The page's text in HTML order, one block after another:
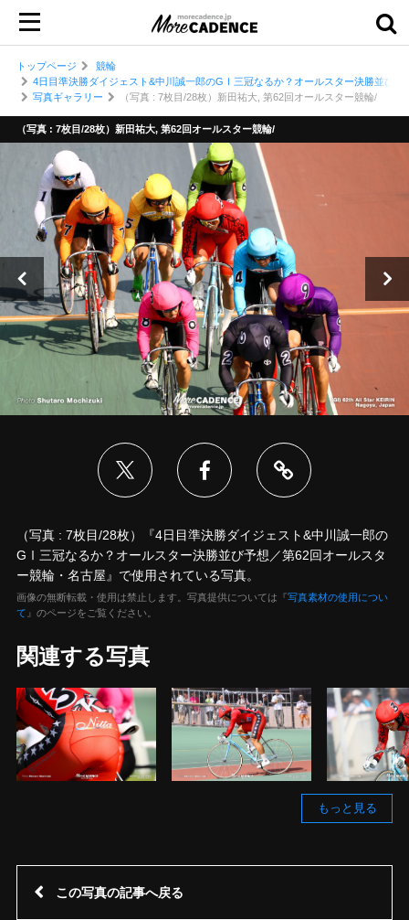
トップページ
競輪
4日目準決勝ダイジェスト&中川誠一郎のGⅠ三冠なるか？オールスター決勝並び予
写真ギャラリー
（写真 : 7枚目/28枚）新田祐大, 第62回オールスター競輪/
（写真 : 7枚目/28枚）新田祐大, 第62回オールスター競輪/
（写真 : 7枚目/28枚）『4日目準決勝ダイジェスト&中川誠一郎の
GⅠ三冠なるか？オールスター決勝並び予想／第62回オールスタ
ー競輪・名古屋』で使用されている写真。
画像の無断転載・使用は禁止します。写真提供については『写真素材の使用につい
て 』のページをご覧ください。
関連する写真
もっと見る
この写真の記事へ戻る